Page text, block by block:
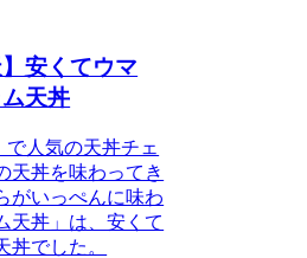
】安くてウマ
天丼
で人気の天丼チェ
天丼を味わってき
がいっぺんに味わ
天丼」は、安くて
丼でした。